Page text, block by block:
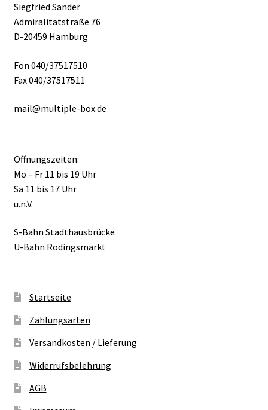
Siegfried Sander
Admiralitätstraße 76
D-20459 Hamburg
Fon 040/37517510
Fax 040/37517511
mail@multiple-box.de
Öffnungszeiten:
Mo – Fr 11 bis 19 Uhr
Sa 11 bis 17 Uhr
u.n.V.
S-Bahn Stadthausbrücke
U-Bahn Rödingsmarkt
Startseite
Zahlungsarten
Versandkosten / Lieferung
Widerrufsbelehrung
AGB